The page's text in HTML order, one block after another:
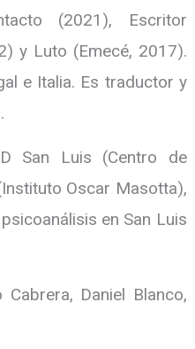
(2021), Escritor
y Luto (Emecé, 2017).
e Italia. Es traductor y
San Luis (Centro de
Oscar Masotta),
en San Luis
Daniel Blanco,